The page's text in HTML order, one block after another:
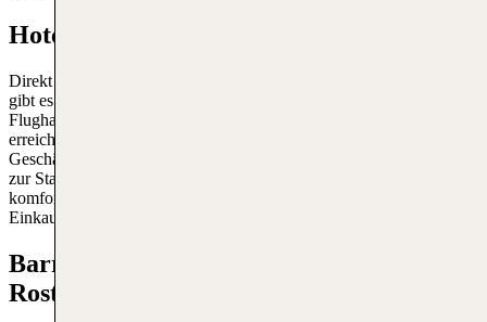
Hotels am Rostocker Flughafen
Direkt am Flughafen gibt es keine Hotels, aber in der Stadt Rostock
gibt es zahlreiche Unterkunftsmöglichkeiten. Reisende können den
Flughafen von Rostock aus leicht mit dem Bus oder der Bahn
erreichen. Rostock bietet zahlreiche Hotels, die sowohl für
Geschäftsreisende als auch für Touristen geeignet sind. Die Nähe
zur Stadt bietet den Vorteil, dass die Reisenden neben einer
komfortablen Unterkunft auch Zugang zu Restaurants,
Einkaufsmöglichkeiten und kulturellen Einrichtungen haben.
Barrierefreies Reisen am Flughafen
Rostock-Laage